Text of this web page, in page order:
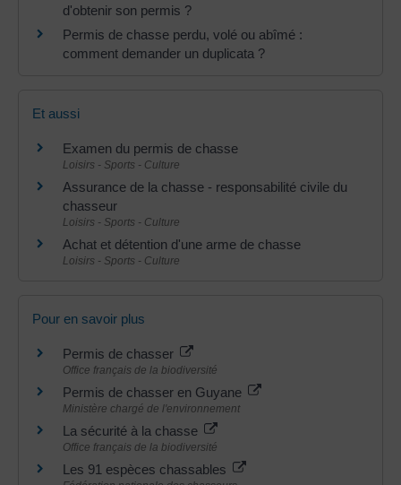
d'obtenir son permis ?
Permis de chasse perdu, volé ou abîmé :
comment demander un duplicata ?
Et aussi
Examen du permis de chasse
Loisirs - Sports - Culture
Assurance de la chasse - responsabilité civile du
chasseur
Loisirs - Sports - Culture
Achat et détention d'une arme de chasse
Loisirs - Sports - Culture
Pour en savoir plus
Permis de chasser
Office français de la biodiversité
Permis de chasser en Guyane
Ministère chargé de l'environnement
La sécurité à la chasse
Office français de la biodiversité
Les 91 espèces chassables